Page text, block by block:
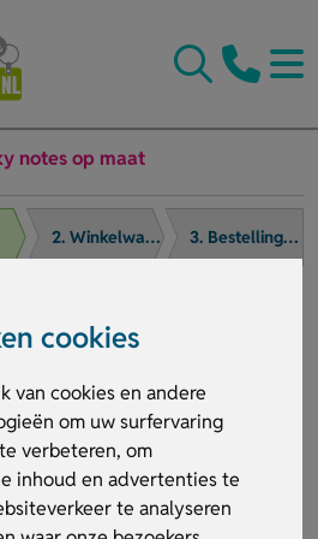
cookies
van cookies en andere
om uw surfervaring
verbeteren, om
inhoud en advertenties te
te analyseren
notes op maat
2. Winkelwagen 3. Bestelling afronden